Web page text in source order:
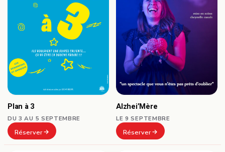
Plan à 3
DU 3 AU 5 SEPTEMBRE
Réserver
Alzhei’Mère
LE 9 SEPTEMBRE
Réserver